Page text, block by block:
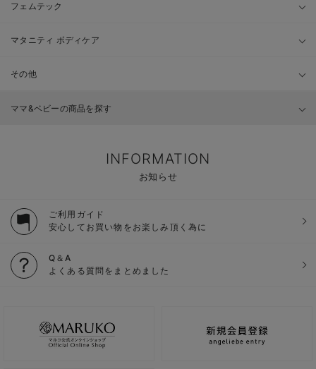
フェムテック
マタニティ ボディケア
その他
ママ&ベビーの商品を探す
INFORMATION
お知らせ
ご利用ガイド
安心してお買い物をお楽しみ頂く為に
Q＆A
よくある質問をまとめました